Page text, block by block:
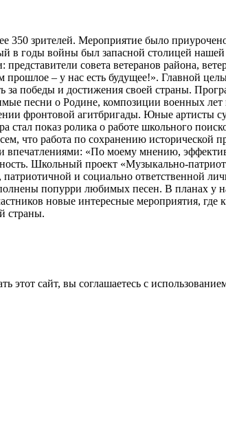
350 зрителей. Мероприятие было
в годы войны был запасной столицей
совета ветеранов района,
– у нас есть будущее!». Главной
за победы и достижения своей страны.
песни о Родине, композиции военных
фронтовой агитбригады. Юные артисты
показ ролика о работе школьного
что работа по сохранению
впечатлениями: «По моему мнению,
Школьный проект «Музыкально-
и социально ответственной
попурри любимых песен. В планах у
новые интересные мероприятия, где
страны.
сайт, вы соглашаетесь с